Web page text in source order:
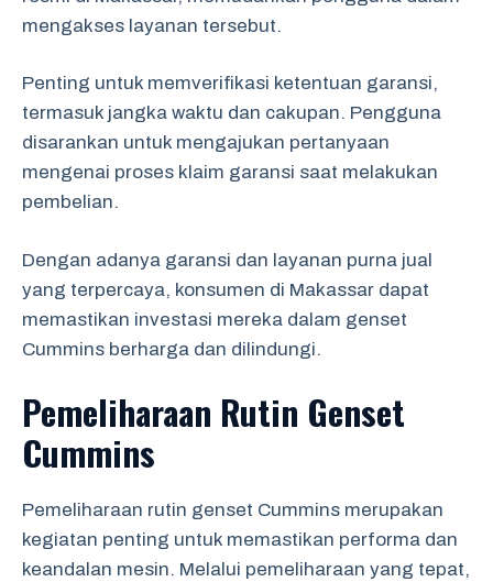
mengakses layanan tersebut.
Penting untuk memverifikasi ketentuan garansi,
termasuk jangka waktu dan cakupan. Pengguna
disarankan untuk mengajukan pertanyaan
mengenai proses klaim garansi saat melakukan
pembelian.
Dengan adanya garansi dan layanan purna jual
yang terpercaya, konsumen di Makassar dapat
memastikan investasi mereka dalam genset
Cummins berharga dan dilindungi.
Pemeliharaan Rutin Genset
Cummins
Pemeliharaan rutin genset Cummins merupakan
kegiatan penting untuk memastikan performa dan
keandalan mesin. Melalui pemeliharaan yang tepat,